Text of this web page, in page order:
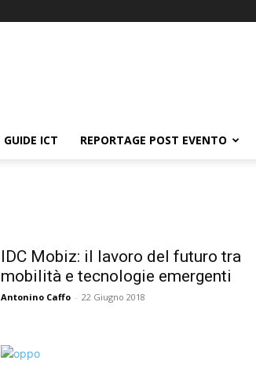
GUIDE ICT REPORTAGE POST EVENTO
IDC Mobiz: il lavoro del futuro tra
mobilità e tecnologie emergenti
Antonino Caffo - 22 Giugno 2018